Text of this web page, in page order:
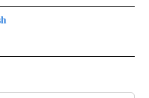
RECEIVE NOTIFICATIONS ABOUT